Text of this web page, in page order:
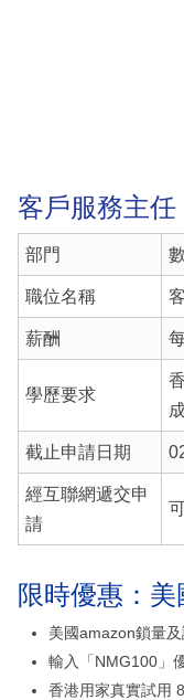
客戶服務主
部門
職位名稱
薪酬
學歷要求
截止申請日期
經互聯網遞交申
請
限時優惠：
美國amazon鎖量
輸入「NMG100」
香港用家真實試用